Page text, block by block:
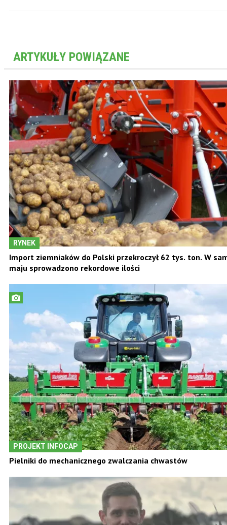
ARTYKUŁY POWIĄZANE
RYNEK
Import ziemniaków do Polski przekroczył 62 tys. ton. W
sprowadzono rekordowe ilości
PROJEKT INFOCAP
Pielniki do mechanicznego zwalczania chwastów